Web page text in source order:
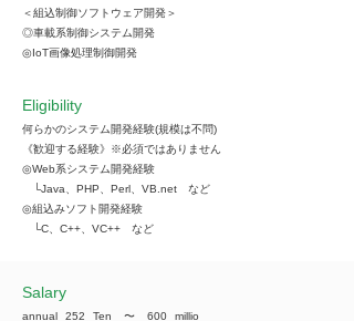
＜組込制御ソフトウェア開発＞
◎車載系制御システム開発
◎IoT画像処理制御開発
Eligibility
何らかのシステム開発経験(規模は不問)
《歓迎する経験》※必須ではありません
◎Web系システム開発経験
└Java、PHP、Perl、VB.net など
◎組込みソフト開発経験
└C、C++、VC++ など
​Salary
annual
252
Ten
​〜 600
millio